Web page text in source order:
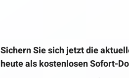
Sichern Sie sich jetzt die
heute als kostenlosen Sofort-